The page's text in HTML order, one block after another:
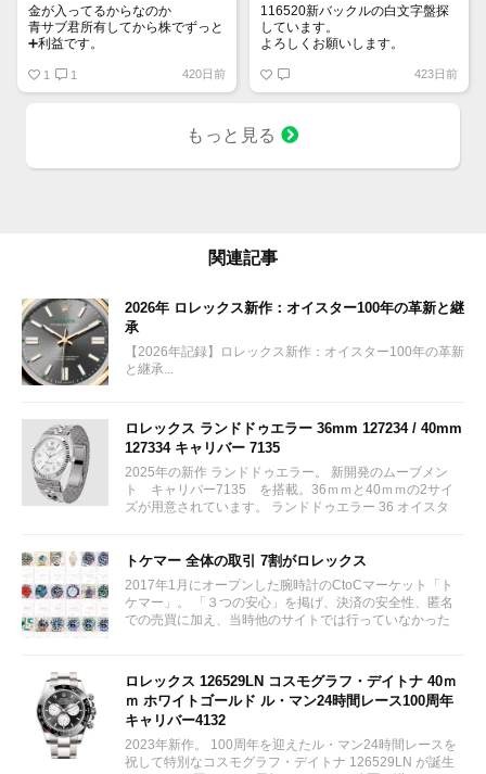
金が入ってるからなのか
青サブ君所有してから株でずっと
➕利益です。
銘柄番号7932 ニッピ
1 1 420日前
116520新バックルの白文字盤探
しています。
よろしくお願いします。
423日前
もっと見る
関連記事
2026年 ロレックス新作：オイスター100年の革新と継
承
【2026年記録】ロレックス新作：オイスター100年の革新
と継承...
ロレックス ランドドゥエラー 36mm 127234 / 40mm
127334 キャリバー 7135
2025年の新作 ランドドゥエラー。 新開発のムーブメン
ト キャリバー7135 を搭載。36ｍｍと40ｍｍの2サイ
ズが用意されています。 ランドドゥエラー 36 オイスタ
トケマー 全体の取引 7割がロレックス
2017年1月にオープンした腕時計のCtoCマーケット「ト
ケマー」。 「３つの安心」を掲げ、決済の安全性、匿名
での売買に加え、当時他のサイトでは行っていなかった
ロレックス 126529LN コスモグラフ・デイトナ 40ｍ
ｍ ホワイトゴールド ル・マン24時間レース100周年
キャリバー4132
2023年新作。 100周年を迎えたル・マン24時間レースを
祝して特別なコスモグラフ・デイトナ 126529LN が誕生